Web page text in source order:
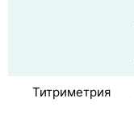
Титриметрия